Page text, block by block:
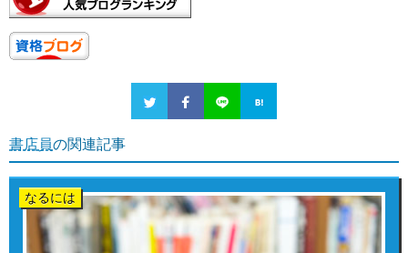
書店員の関連記事
なるには